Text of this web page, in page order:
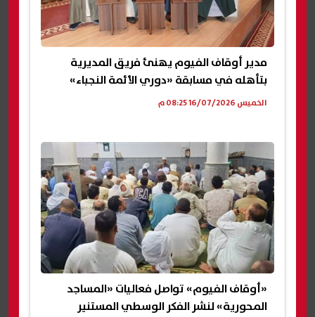
مدير أوقاف الفيوم يهنئ فريق المديرية
بتأهله في مسابقة «دوري الأئمة النجباء»
الخميس 16/07/2026 08:25 م
«أوقاف الفيوم» تواصل فعاليات «المساجد
المحورية» لنشر الفكر الوسطي المستنير